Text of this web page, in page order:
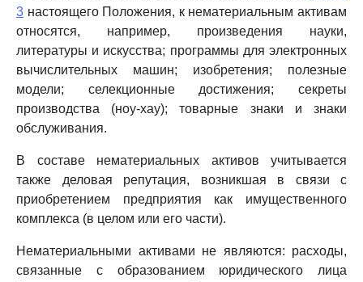
3 настоящего Положения, к нематериальным активам
относятся, например, произведения науки,
литературы и искусства; программы для электронных
вычислительных машин; изобретения; полезные
модели; селекционные достижения; секреты
производства (ноу-хау); товарные знаки и знаки
обслуживания.
В составе нематериальных активов учитывается
также деловая репутация, возникшая в связи с
приобретением предприятия как имущественного
комплекса (в целом или его части).
Нематериальными активами не являются: расходы,
связанные с образованием юридического лица